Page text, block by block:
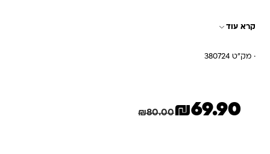
קרא עוד
· מק"ט 380724
₪80.00
המחיר המקורי היה: ₪80.00.
₪69.90
המחיר הנוכחי הוא: ₪69.90.